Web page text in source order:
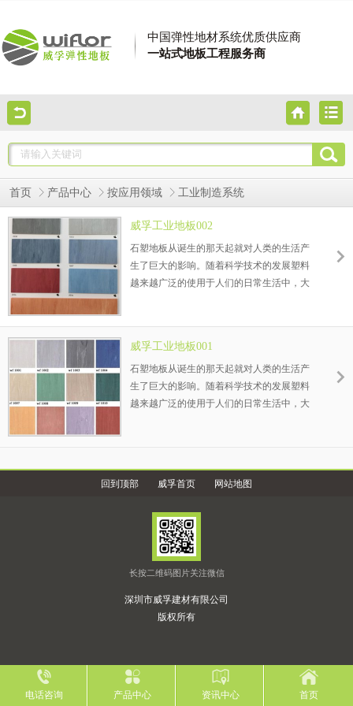
中国弹性地材系统优质供应商
一站式地板工程服务商
首页 产品中心 按应用领域 工业制造系统
威孚工业地板002
石塑地板从诞生的那天起就对人类的生活产
生了巨大的影响。随着科学技术的发展塑料
越来越广泛的使用于人们的日常生活中，大
者的青睐，这就是——石塑地板。
威孚工业地板001
石塑地板从诞生的那天起就对人类的生活产
生了巨大的影响。随着科学技术的发展塑料
越来越广泛的使用于人们的日常生活中，大
者的青睐，这就是——石塑地板。
回到顶部
威孚首页 网站地图
长按二维码图片关注微信
深圳市威孚建材有限公司
版权所有
电话咨询 产品中心 资讯中心 首页